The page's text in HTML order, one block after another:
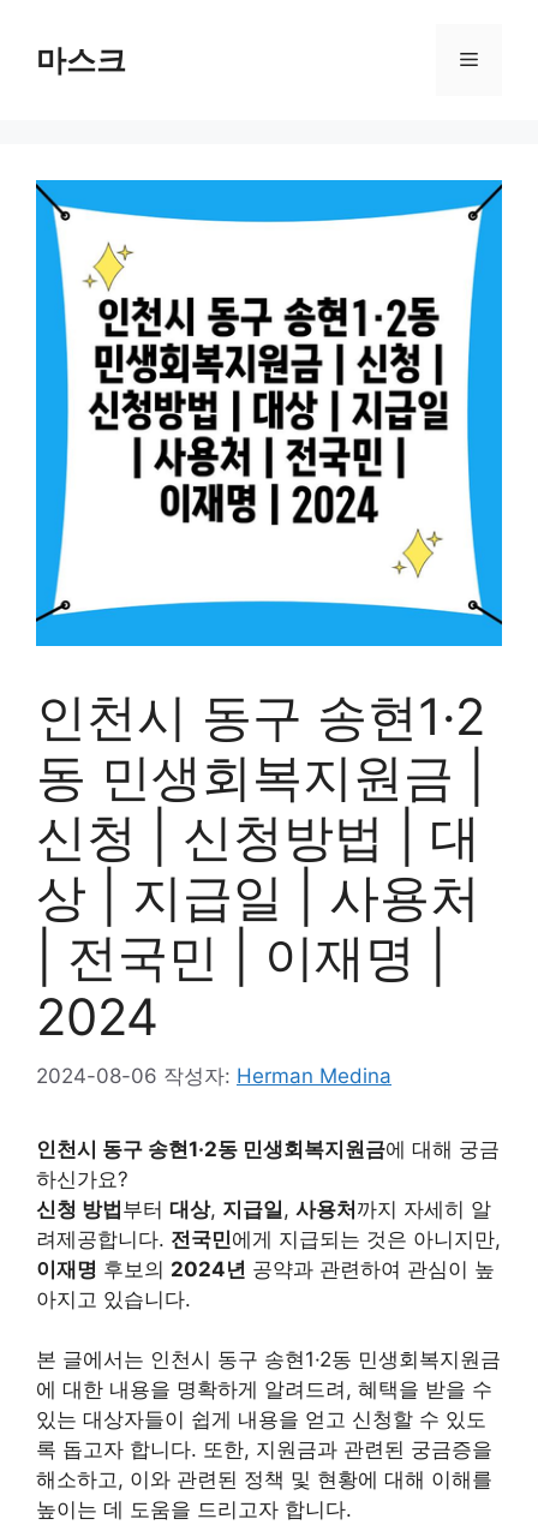
마스크 메
인천시 동구 송현1·2
동 민생회복지원금 |
신청 | 신청방법 | 대
상 | 지급일 | 사용처
| 전국민 | 이재명 |
2024
2024-08-06 작성자: Herman Medina
인천시 동구 송현1·2동 민생회복지원금에 대해 궁금
하신가요?
신청 방법부터 대상, 지급일, 사용처까지 자세히 알
려제공합니다. 전국민에게 지급되는 것은 아니지만,
이재명 후보의 2024년 공약과 관련하여 관심이 높
아지고 있습니다.
본 글에서는 인천시 동구 송현1·2동 민생회복지원금
에 대한 내용을 명확하게 알려드려, 혜택을 받을 수
있는 대상자들이 쉽게 내용을 얻고 신청할 수 있도
록 돕고자 합니다. 또한, 지원금과 관련된 궁금증을
해소하고, 이와 관련된 정책 및 현황에 대해 이해를
높이는 데 도움을 드리고자 합니다.